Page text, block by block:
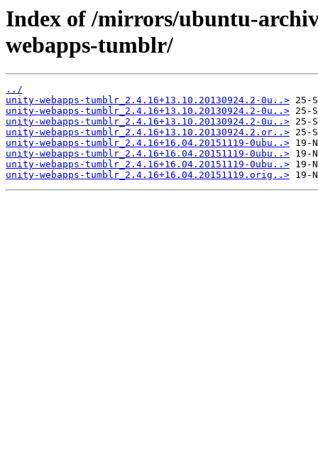
Index of /mirrors/ubuntu-
webapps-tumblr/
../
unity-webapps-tumblr_2.4.16+13.10.20130924.2-0u..>
unity-webapps-tumblr_2.4.16+13.10.20130924.2-0u..>
unity-webapps-tumblr_2.4.16+13.10.20130924.2-0u..>
unity-webapps-tumblr_2.4.16+13.10.20130924.2.or..>
unity-webapps-tumblr_2.4.16+16.04.20151119-0ubu..>
unity-webapps-tumblr_2.4.16+16.04.20151119-0ubu..>
unity-webapps-tumblr_2.4.16+16.04.20151119-0ubu..>
unity-webapps-tumblr_2.4.16+16.04.20151119.orig..>